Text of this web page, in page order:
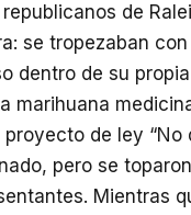
de
se tropezaban
dentro de su
marihuana
de ley “No
pero se
Mientras